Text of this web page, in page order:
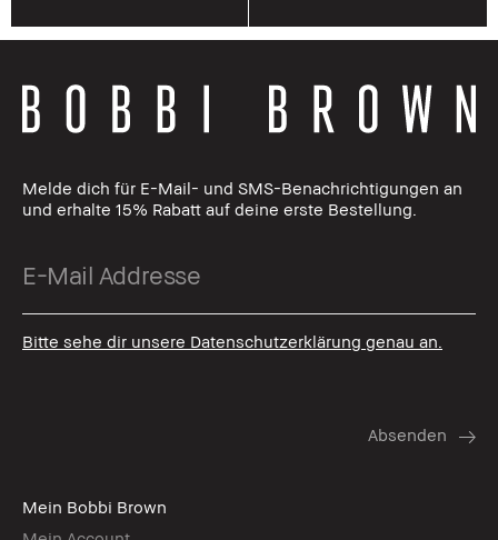
Melde dich für E-Mail- und SMS-Benachrichtigungen an
und erhalte 15% Rabatt auf deine erste Bestellung.
Bitte sehe dir unsere Datenschutzerklärung genau an.
Mein Bobbi Brown